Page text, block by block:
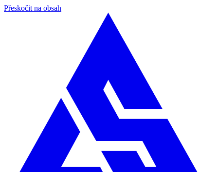
Přeskočit na obsah